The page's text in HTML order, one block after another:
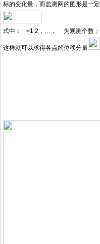
标的变化量，而监测网的图形是一
式中： =1,2，…， 为观测个数；
这样就可以求得各点的位移分量